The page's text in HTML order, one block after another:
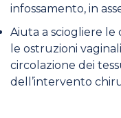
infossamento, in
Aiuta a sciogliere le
le ostruzioni
circolazione dei
dell’intervento